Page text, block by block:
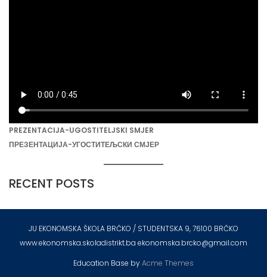
PREZENTACIJA-UGOSTITELJSKI SMJER
ПРЕЗЕНТАЦИЈА-УГОСТИТЕЉСКИ СМЈЕР
RECENT POSTS
JU EKONOMSKA ŠKOLA BRČKO / STUDENTSKA 9, 76100 BRČKO
www.ekonomska.skoladistrikt.ba ekonomska.brcko@gmail.com
Education Base byAcme Themes